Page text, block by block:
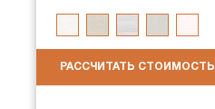
РАССЧИТАТЬ СТОИМОСТЬ